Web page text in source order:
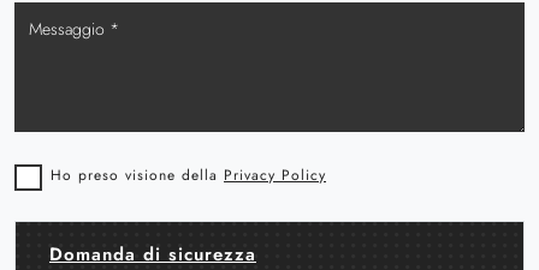
Ho preso visione della Privacy Policy
Domanda di sicurezza